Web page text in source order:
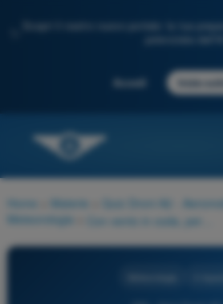
Scopri il nostro nuovo portale: la tua
Accedi Inizia
Home Materie Quiz Droni A2 -
Meteorologia